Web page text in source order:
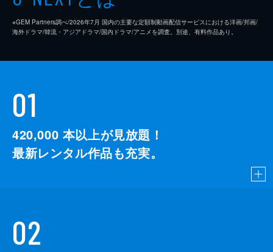
※GEM Partners調べ/2026年7⽉ 国内の主要な定額制動画配信サービスにおける洋画/邦画/
海外ドラマ/韓流・アジアドラマ/国内ドラマ/アニメを調査。別途、有料作品あり。
01
420,000 本以上が見放題！
最新レンタル作品も充実。
02